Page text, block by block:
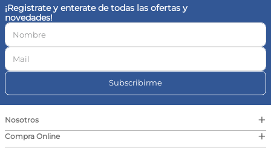
¡Registrate y enterate de todas las ofertas y
novedades!
Subscribirme
Nosotros +
Compra Online
+